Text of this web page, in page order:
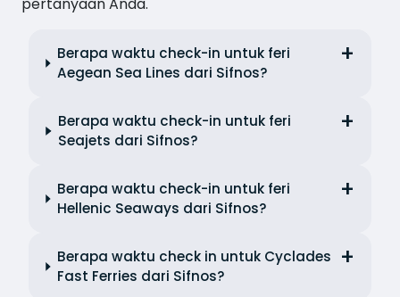
Berapa waktu check-in untuk feri
Aegean Sea Lines dari Sifnos?
Berapa waktu check-in untuk feri
Seajets dari Sifnos?
Berapa waktu check-in untuk feri
Hellenic Seaways dari Sifnos?
Berapa waktu check in untuk Cyclades
Fast Ferries dari Sifnos?